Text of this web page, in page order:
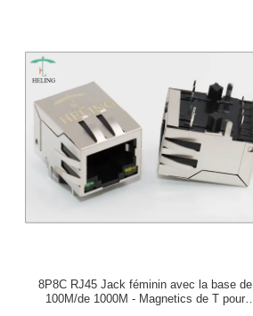
8P8C RJ45 Jack féminin avec la base de
100M/de 1000M - Magnetics de T pour